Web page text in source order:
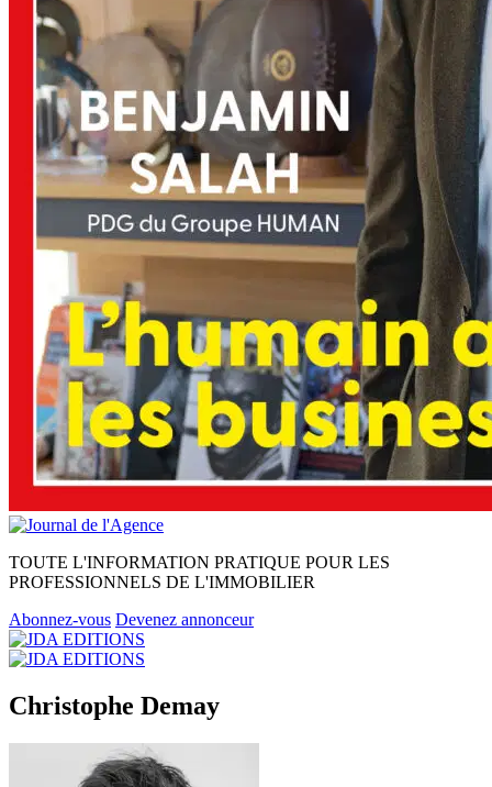
TOUTE L'INFORMATION PRATIQUE POUR LES
PROFESSIONNELS DE L'IMMOBILIER
Abonnez-vous Devenez annonceur
Christophe Demay